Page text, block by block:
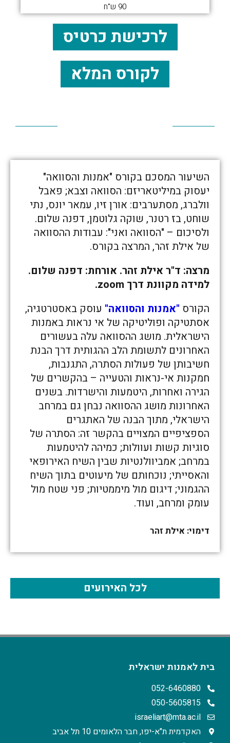
90 ש"ח
לרכישת כרטיס
לקורס המלא
השיעור המסכם בקורס "אמנות והסוואה"
יעסוק במיליטאריזם: הסוואה וצבא; פאבל
וולברג, מסתערבים: אורן זיו, עמאר יונס, נתי
שוחט, בז רטנר, שוקה גלוטמן, דפנה שלום.
ולסיכום – "הסוואה ואני": עבודות ההסוואה
של אילת זהר, המרצה בקורס.
מרצה: ד"ר אילת זהר. אורחת: דפנה שלום.
למידה מקוונת דרך zoom.
הקורס "אמנות והסוואה" עוסק באסטרטגיה,
אסתטיקה ופוליטיקה של אי נראות באמנות
הישראלית. מושג ההסוואה עלה בעשורים
האחרונים לתשומת הלב ההגותית דרך הבנת
חשיבותן של פעולות הסתרה, התגנבות,
חמקנות אי-נראות והטעייה – בהקשרים של
הגירה ואחרות, היטמעות והישרדות. בשנים
האחרונות מושג ההסוואה נבחן גם במרחב
הישראלי, מתוך הבנה של האתגרים
הספציפיים המצויים בהקשר זה: הסתרה של
סוגיות קשות ועוולות; כמיהה להיטמעות
במרחב; אמביוולנטיות שבין השיח האירופאי
והאסייתי; נוכחותם של מיעוטים בתוך השיח
ההגמוני; דיגום מול מיממטיות; פני שטח מול
עומק ומרחב, ועוד.
דימוי: אילת זהר
לכל האירועים
בית לאמנות ישראלית
052-6460880
050-5605815
israeliart@mta.ac.il
האקדמית ת"א-יפו, חבר הלאומים 10 תל אביב